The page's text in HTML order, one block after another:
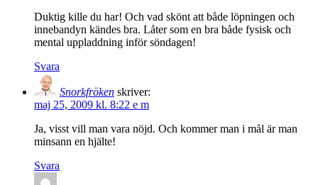
Duktig kille du har! Och vad skönt att både löpningen och
innebandyn kändes bra. Låter som en bra både fysisk och
mental uppladdning inför söndagen!
Svara
Snorkfröken skriver:
maj 25, 2009 kl. 8:22 e m
Ja, visst vill man vara nöjd. Och kommer man i mål är man
minsann en hjälte!
Svara